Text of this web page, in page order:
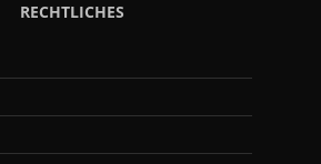
RECHTLICHES